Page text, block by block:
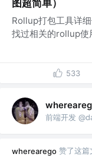
图超简单）
Rollup打包工具详
找过相关的rollup使
533
前端开发
wherearego 赞了这篇